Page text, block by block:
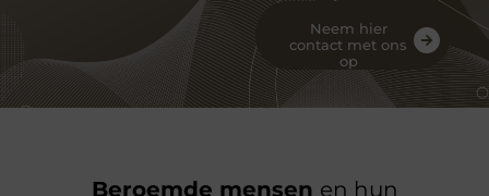
Neem hier
contact met ons
op
Beroemde mensen en hun